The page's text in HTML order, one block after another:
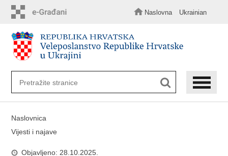
sadržaj
Naslovna Ukrainian
Naslovnica
Vijesti i najave
Objavljeno: 28.10.2025.